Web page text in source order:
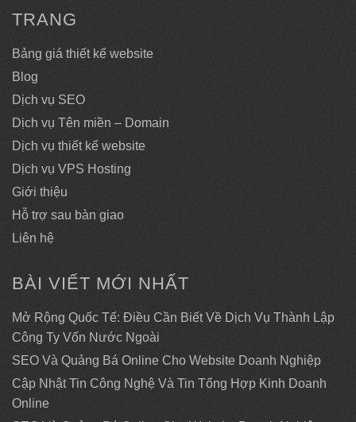
TRANG
Bảng giá thiết kế website
Blog
Dịch vụ SEO
Dịch vụ Tên miền – Domain
Dịch vụ thiết kế website
Dịch vụ VPS Hosting
Giới thiệu
Hỗ trợ sau bàn giao
Liên hệ
BÀI VIẾT MỚI NHẤT
Mở Rộng Quốc Tế: Điều Cần Biết Về Dịch Vụ Thành Lập
Công Ty Vốn Nước Ngoài
SEO Và Quảng Bá Online Cho Website Doanh Nghiệp
Cập Nhật Tin Công Nghệ Và Tin Tổng Hợp Kinh Doanh
Online